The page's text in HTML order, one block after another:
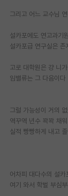
임용 정보 게
학부 인턴 게
임용 후기 게시
인문사회 계
특수/전문대
장학금/장학
학술 정보 게
그리고 어느 교수님
설카포에도 연고과기
설카포급 연구실은 존
고로 대학원은 걍 니
임밸류는 그 다음이다
그럴 가능성이 거의
역꾸역 년수 꽉꽉 채
실적 빵빵하게 내고
어차피 대다수의 설
여기 와서 학벌 부심